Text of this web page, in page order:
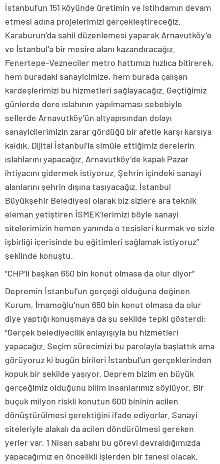
İstanbul’un 151 köyünde üretimin ve istihdamın devam
etmesi adına projelerimizi gerçekleştireceğiz.
Karaburun’da sahil düzenlemesi yaparak Arnavutköy’e
ve İstanbul’a bir mesire alanı kazandıracağız.
Fenertepe-Vezneciler metro hattımızı hızlıca bitirerek,
hem buradaki sanayicimize, hem burada çalışan
kardeşlerimizi bu hizmetleri sağlayacağız. Geçtiğimiz
günlerde dere ıslahının yapılmaması sebebiyle
sellerde Arnavutköy’ün altyapısından dolayı
sanayicilerimizin zarar gördüğü bir afetle karşı karşıya
kaldık. Dijital İstanbul’la simüle ettiğimiz derelerin
ıslahlarını yapacağız. Arnavutköy’de kapalı Pazar
ihtiyacını gidermek istiyoruz. Şehrin içindeki sanayi
alanlarını şehrin dışına taşıyacağız. İstanbul
Büyükşehir Belediyesi olarak biz sizlere ara teknik
eleman yetiştiren İSMEK’lerimizi böyle sanayi
sitelerimizin hemen yanında o tesisleri kurmak ve sizle
işbirliği içerisinde bu eğitimleri sağlamak istiyoruz”
şeklinde konuştu.
“CHP’li başkan 650 bin konut olmasa da olur diyor”
Depremin İstanbul’un gerçeği olduğuna değinen
Kurum, İmamoğlu’nun 650 bin konut olmasa da olur
diye yaptığı konuşmaya da şu şekilde tepki gösterdi:
“Gerçek belediyecilik anlayışıyla bu hizmetleri
yapacağız. Seçim sürecimizi bu parolayla başlattık ama
görüyoruz ki bugün birileri İstanbul’un gerçeklerinden
kopuk bir şekilde yaşıyor. Deprem bizim en büyük
gerçeğimiz olduğunu bilim insanlarımız söylüyor. Bir
buçuk milyon riskli konutun 600 bininin acilen
dönüştürülmesi gerektiğini ifade ediyorlar. Sanayi
siteleriyle alakalı da acilen döndürülmesi gereken
yerler var. 1 Nisan sabahı bu görevi devraldığımızda
yapacağımız en öncelikli işlerden bir tanesi olacak.